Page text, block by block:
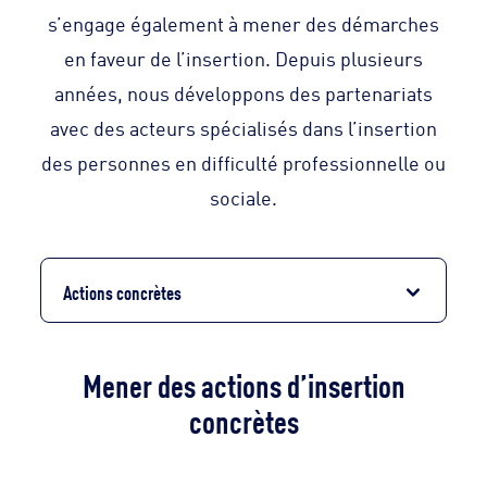
s’engage également à mener des démarches
en faveur de l’insertion. Depuis plusieurs
années, nous développons des partenariats
avec des acteurs spécialisés dans l’insertion
des personnes en difficulté professionnelle ou
sociale.
Actions concrètes
Mener des actions d’insertion
concrètes